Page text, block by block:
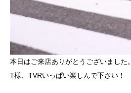
本日はご来店ありがとうございました。
T様、TVRいっぱい楽しんで下さい！